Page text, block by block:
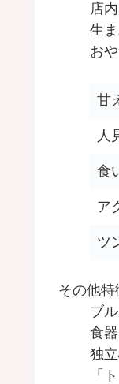
店
生
お
甘
人
食
ア
ツ
その他特
ブ
食
独
「